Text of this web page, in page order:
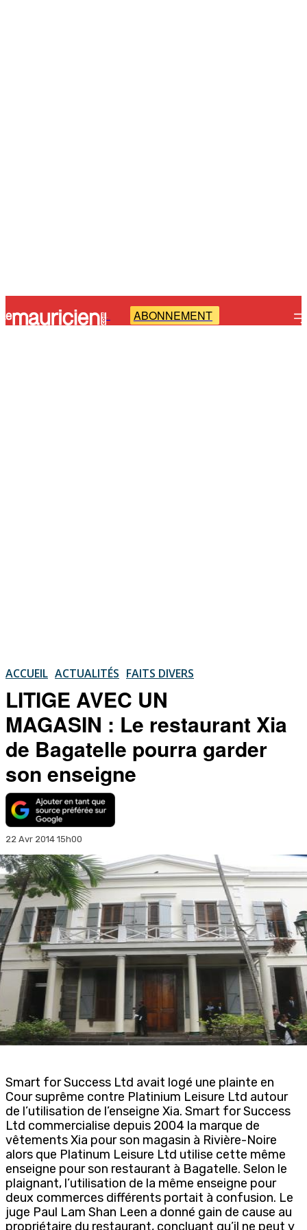
- ABONNEMENT
ACCUEIL ACTUALITÉS FAITS DIVERS
LITIGE AVEC UN
MAGASIN : Le restaurant Xia
de Bagatelle pourra garder
son enseigne
22 Avr 2014 15h00
Smart for Success Ltd avait logé une plainte en
Cour suprême contre Platinium Leisure Ltd autour
de l’utilisation de l’enseigne Xia. Smart for Success
Ltd commercialise depuis 2004 la marque de
vêtements Xia pour son magasin à Rivière-Noire
alors que Platinum Leisure Ltd utilise cette même
enseigne pour son restaurant à Bagatelle. Selon le
plaignant, l’utilisation de la même enseigne pour
deux commerces différents portait à confusion. Le
juge Paul Lam Shan Leen a donné gain de cause au
propriétaire du restaurant, concluant qu’il ne peut y